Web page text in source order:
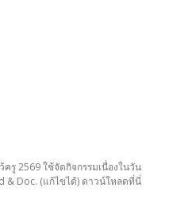
รู 2569 ใช้จัดกิจกรรมเนื่องในวัน
& Doc. (แก้ไขได้) ดาวน์โหลดที่นี่